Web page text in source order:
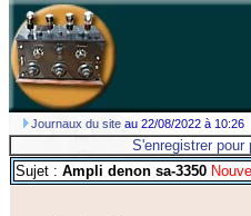
Journaux du site au 22/08/2022 à 10:26
S'enregistrer pour
Sujet : Ampli denon sa-3350